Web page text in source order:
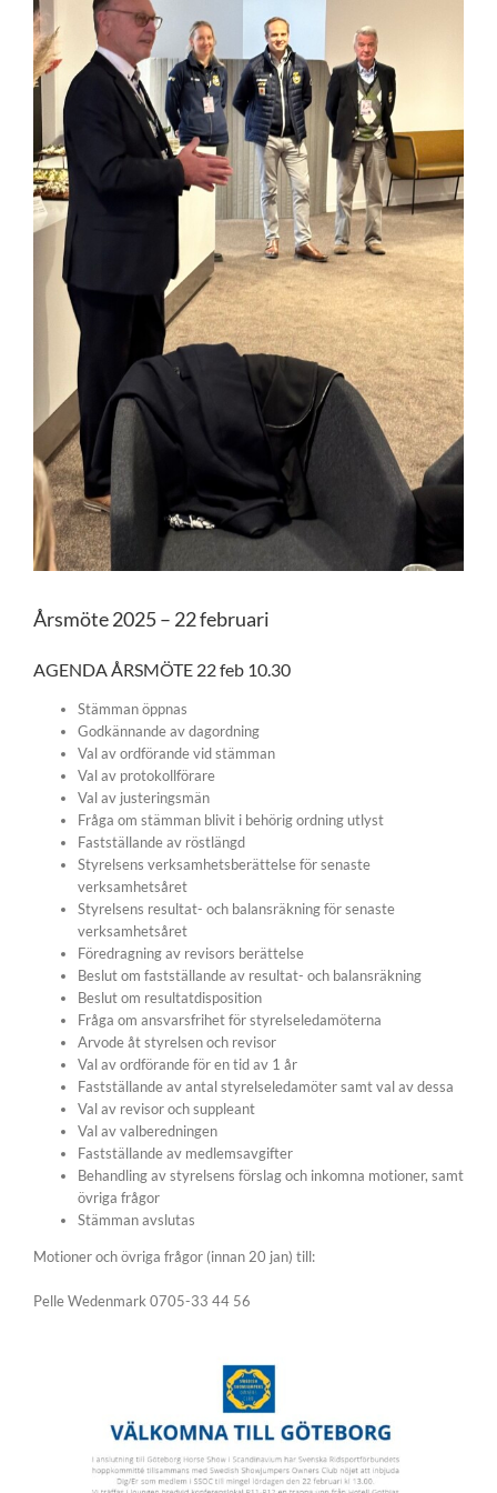
Årsmöte 2025 – 22 februari
AGENDA ÅRSMÖTE 22 feb 10.30
Stämman öppnas
Godkännande av dagordning
Val av ordförande vid stämman
Val av protokollförare
Val av justeringsmän
Fråga om stämman blivit i behörig ordning utlyst
Fastställande av röstlängd
Styrelsens verksamhetsberättelse för senaste
verksamhetsåret
Styrelsens resultat- och balansräkning för senaste
verksamhetsåret
Föredragning av revisors berättelse
Beslut om fastställande av resultat- och balansräkning
Beslut om resultatdisposition
Fråga om ansvarsfrihet för styrelseledamöterna
Arvode åt styrelsen och revisor
Val av ordförande för en tid av 1 år
Fastställande av antal styrelseledamöter samt val av dessa
Val av revisor och suppleant
Val av valberedningen
Fastställande av medlemsavgifter
Behandling av styrelsens förslag och inkomna motioner, samt
övriga frågor
Stämman avslutas
Motioner och övriga frågor (innan 20 jan) till:
Pelle Wedenmark 0705-33 44 56